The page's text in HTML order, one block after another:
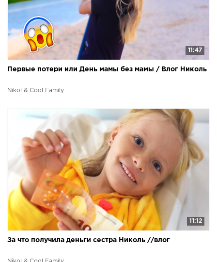
11:47
Первые потери или День мамы без мамы / Влог Николь
Nikol & Cool Family
11:12
За что получила деньги сестра Николь //влог